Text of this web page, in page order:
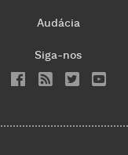
Audácia
Siga-nos